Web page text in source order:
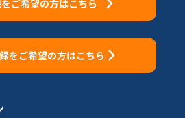
ご希望の方はこちら
をご希望の方はこちら